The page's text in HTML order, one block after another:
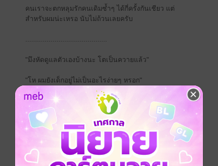
คนเราจะตกหลุมรักคนเดิมซ้ำๆ ได้กี่ครั้งกันเชียว แต่
สำหรับผมน่ะเหรอ นับไม่ถ้วนเลยครับ
"มึงหัดดูแลตัวเองบ้างนะ โตเป็นควายแล้ว"
"โห ผมยังเด็กอยู่ไม่เป็นอะไรง่ายๆ หรอก"
"อ่อ มึงว่ากูแก่ว่างั้นเหอะไอ้เด็กเปรตนี่"
หมอหนุ่มขยี้หัวอีกฝ่ายอย่างหมั่นเขี้ยว ไม่ได้เจอกันมานาน
ห้าปี พชรยังปากดีเหมือนเดิม
........................